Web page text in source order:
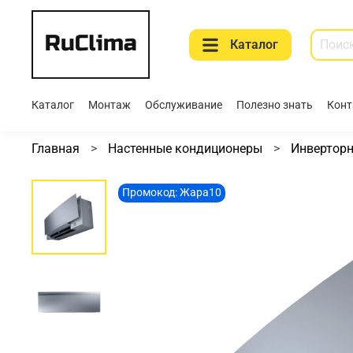
Каталог
Каталог Монтаж Обслуживание Полезно знать
Главная Настенные кондиционеры
Промокод: Жара10